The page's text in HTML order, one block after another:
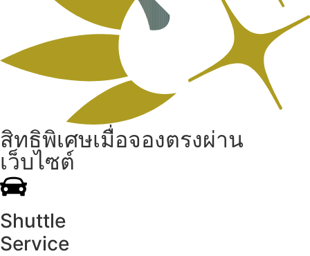
สิทธิพิเศษเมื่อจองตรงผ่าน
เว็บไซต์
Shuttle
Service